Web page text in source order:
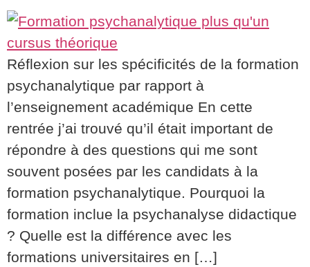
Réflexion sur les spécificités de la formation
psychanalytique par rapport à
l’enseignement académique En cette
rentrée j’ai trouvé qu’il était important de
répondre à des questions qui me sont
souvent posées par les candidats à la
formation psychanalytique. Pourquoi la
formation inclue la psychanalyse didactique
? Quelle est la différence avec les
formations universitaires en […]